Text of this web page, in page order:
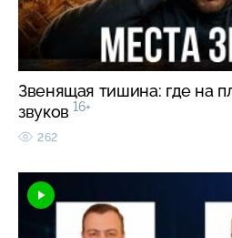
Звенящая тишина: где на
звуков 16+
262